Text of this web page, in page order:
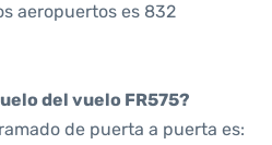
aeropuertos es 832
del vuelo FR575?
de puerta a puerta es: